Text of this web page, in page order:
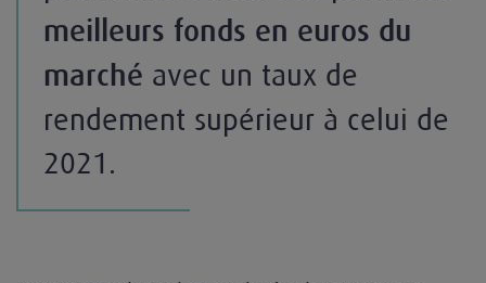
meilleurs fonds en euros du
marché avec un taux de
rendement supérieur à celui de
2021.